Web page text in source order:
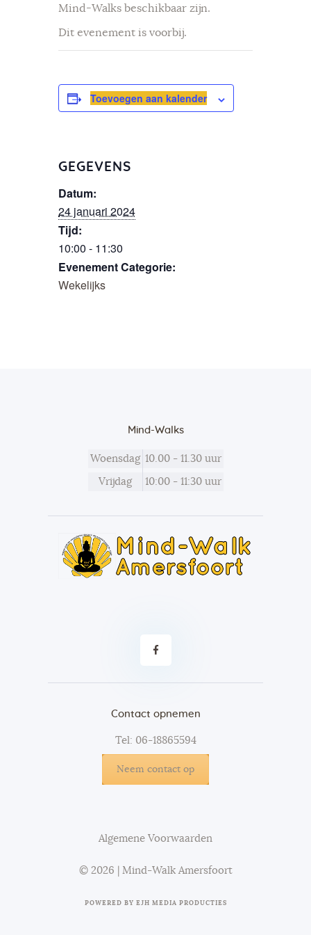
Mind-Walks beschikbaar zijn.
Dit evenement is voorbij.
Toevoegen aan kalender
GEGEVENS
Datum:
24 januari 2024
Tijd:
10:00 - 11:30
Evenement Categorie:
Wekelijks
Mind-Walks
Woensdag 10.00 - 11.30 uur
Vrijdag 10:00 - 11:30 uur
Contact opnemen
Tel: 06-18865594
Neem contact op
Algemene Voorwaarden
© 2026 | Mind-Walk Amersfoort
POWERED BY EJH MEDIA PRODUCTIES